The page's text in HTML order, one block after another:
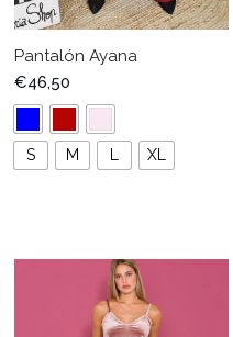
Pantalón Ayana
€46,50
S M XL